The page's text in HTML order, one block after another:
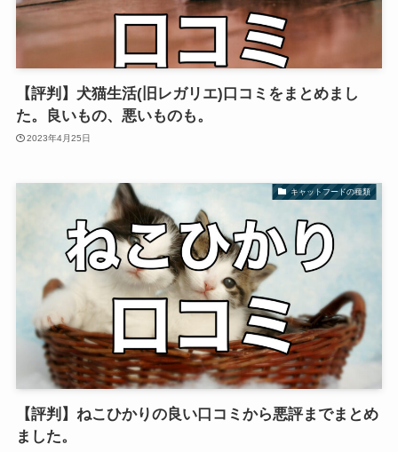
【評判】犬猫生活(旧レガリエ)口コミをまとめまし
た。良いもの、悪いものも。
2023年4月25日
キャットフードの種類
【評判】ねこひかりの良い口コミから悪評までまとめ
ました。